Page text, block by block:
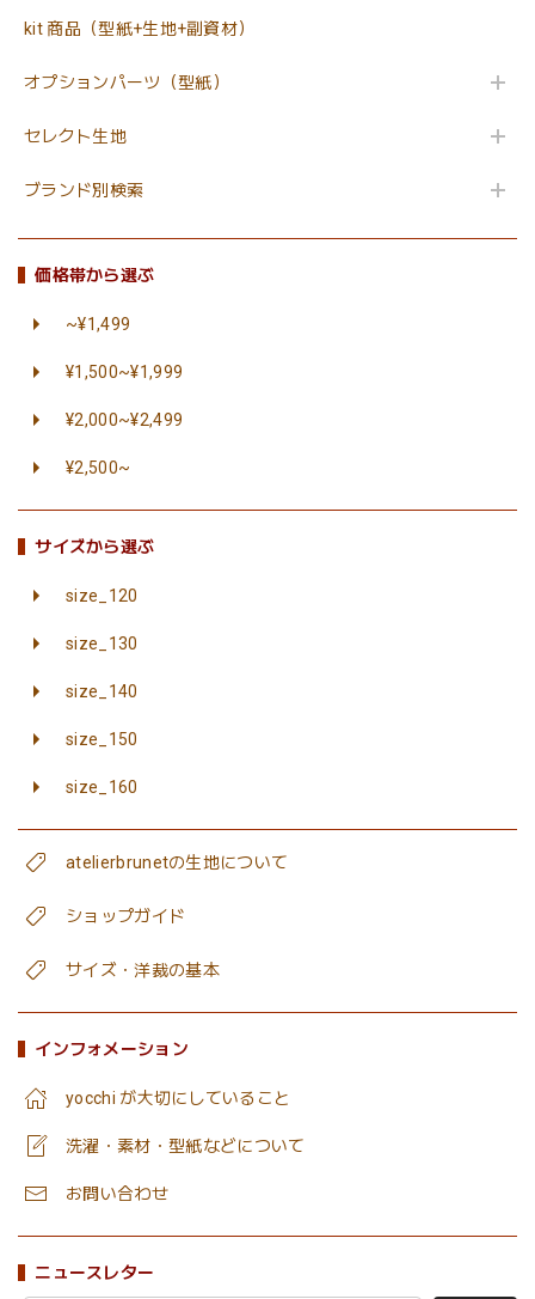
kit 商品（型紙+生地+副資材）
オプションパーツ（型紙）
セレクト生地
ブランド別検索
価格帯から選ぶ
~¥1,499
¥1,500~¥1,999
¥2,000~¥2,499
¥2,500~
サイズから選ぶ
size_120
size_130
size_140
size_150
size_160
atelierbrunetの生地について
ショップガイド
サイズ・洋裁の基本
インフォメーション
yocchi が大切にしていること
洗濯・素材・型紙などについて
お問い合わせ
ニュースレター